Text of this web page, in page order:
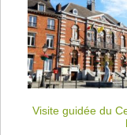
Visite guidée du